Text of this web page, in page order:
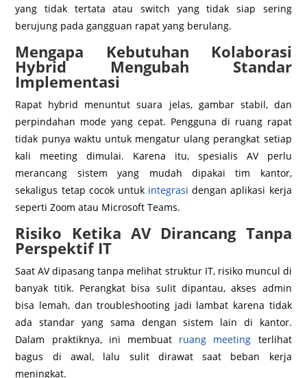
yang tidak tertata atau switch yang tidak siap sering
berujung pada gangguan rapat yang berulang.
Mengapa Kebutuhan Kolaborasi
Hybrid Mengubah Standar
Implementasi
Rapat hybrid menuntut suara jelas, gambar stabil, dan
perpindahan mode yang cepat. Pengguna di ruang rapat
tidak punya waktu untuk mengatur ulang perangkat setiap
kali meeting dimulai. Karena itu, spesialis AV perlu
merancang sistem yang mudah dipakai tim kantor,
sekaligus tetap cocok untuk integrasi dengan aplikasi kerja
seperti Zoom atau Microsoft Teams.
Risiko Ketika AV Dirancang Tanpa
Perspektif IT
Saat AV dipasang tanpa melihat struktur IT, risiko muncul di
banyak titik. Perangkat bisa sulit dipantau, akses admin
bisa lemah, dan troubleshooting jadi lambat karena tidak
ada standar yang sama dengan sistem lain di kantor.
Dalam praktiknya, ini membuat ruang meeting terlihat
bagus di awal, lalu sulit dirawat saat beban kerja
meningkat.